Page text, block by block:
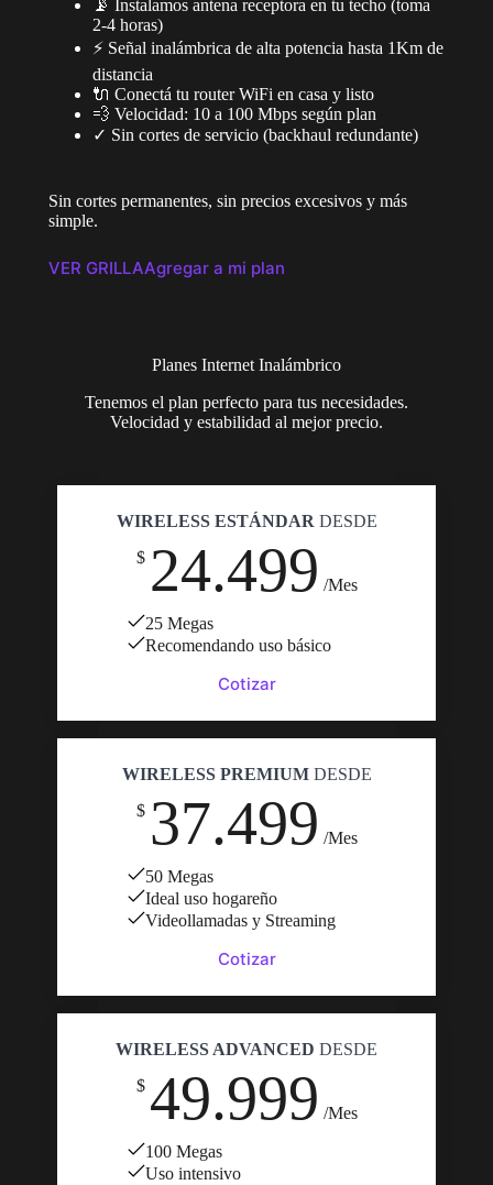
📡 Instalamos antena receptora en tu techo (toma
2-4 horas)
⚡ Señal inalámbrica de alta potencia hasta 1Km de
distancia
🔌 Conectá tu router WiFi en casa y listo
💨 Velocidad: 10 a 100 Mbps según plan
✓ Sin cortes de servicio (backhaul redundante)
Sin cortes permanentes, sin precios excesivos y más
simple.
VER GRILLAAgregar a mi plan
Planes Internet Inalámbrico
Tenemos el plan perfecto para tus necesidades.
Velocidad y estabilidad al mejor precio.
WIRELESS ESTÁNDAR DESDE
$ 24.499 /Mes
25 Megas
Recomendando uso básico
Cotizar
WIRELESS PREMIUMDESDE
$ 37.499 /Mes
50 Megas
Ideal uso hogareño
Videollamadas y Streaming
Cotizar
WIRELESS ADVANCED DESDE
$ 49.999 /Mes
100 Megas
Uso intensivo